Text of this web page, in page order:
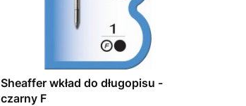
Sheaffer wkład do długopisu -
czarny F